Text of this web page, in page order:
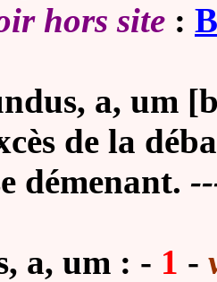
hors site :
a, um
de la
démenant.
a, um : - 1 -